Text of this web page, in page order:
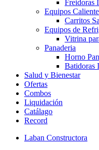
Freidoras
Equipos
Carritos
Equipos de
Vitrina
Panaderia
Horno
Batidoras
Salud y Bienestar
Ofertas
Combos
Liquidación
Catálago
Record
Laban Constructora